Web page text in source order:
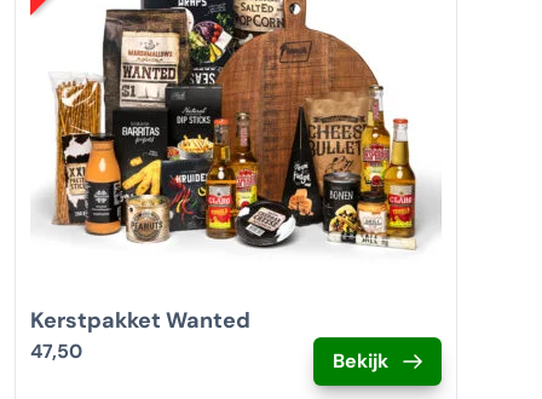
Kerstpakket Wanted
47,50 Bekijk